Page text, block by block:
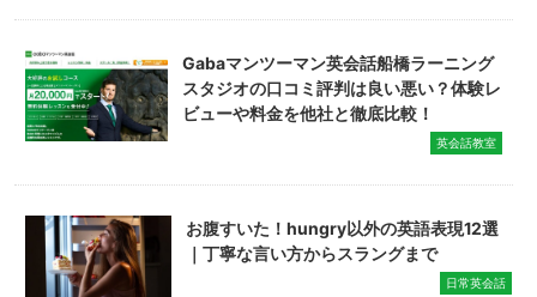
Gabaマンツーマン英会話船橋ラーニング
スタジオの口コミ評判は良い悪い？体験レ
ビューや料金を他社と徹底比較！
英会話教室
お腹すいた！hungry以外の英語表現12選
｜丁寧な言い方からスラングまで
日常英会話